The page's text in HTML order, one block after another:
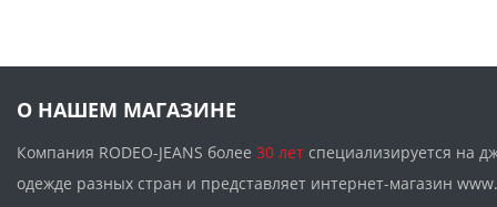
О НАШЕМ МАГАЗИНЕ
Компания RODEO-JEANS более 30 лет специализируется на
одежде разных стран и представляет интернет-магазин